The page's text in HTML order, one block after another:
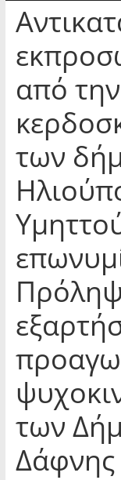
από
των
των
Δάφνης